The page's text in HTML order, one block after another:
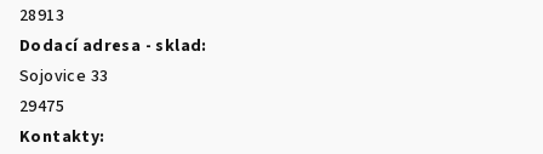
28913
Dodací adresa - sklad:
Sojovice 33
29475
Kontakty: